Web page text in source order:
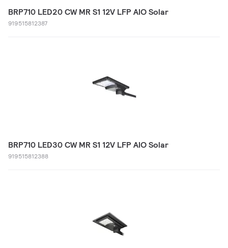
BRP710 LED20 CW MR S1 12V LFP AIO Solar
919515812387
BRP710 LED30 CW MR S1 12V LFP AIO Solar
919515812388